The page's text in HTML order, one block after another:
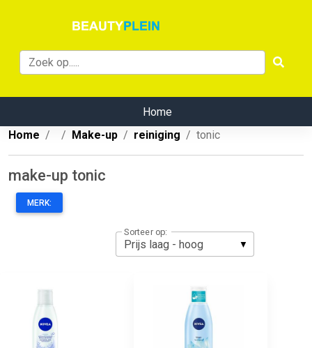
Home
Home
Make-up reiniging tonic
make-up tonic
MERK:
Sorteer op: